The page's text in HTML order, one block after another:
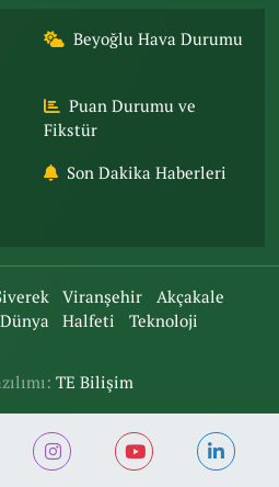
Beyoğlu Hava Durumu
Puan Durumu ve
Fikstür
Son Dakika Haberleri
Viranşehir
Akçakale
Dünya Halfeti Teknoloji
TE Bilişim